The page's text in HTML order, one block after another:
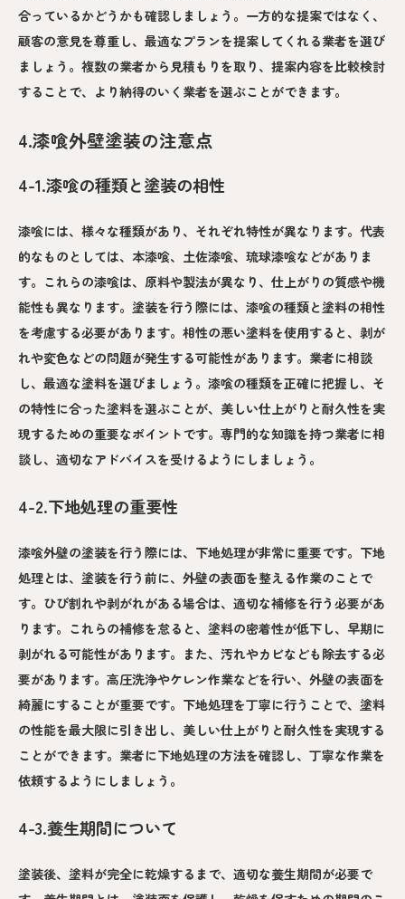
合っているかどうかも確認しましょう。一方的な提案ではなく、
顧客の意見を尊重し、最適なプランを提案してくれる業者を選び
ましょう。複数の業者から見積もりを取り、提案内容を比較検討
することで、より納得のいく業者を選ぶことができます。
4.漆喰外壁塗装の注意点
4-1.漆喰の種類と塗装の相性
漆喰には、様々な種類があり、それぞれ特性が異なります。代表
的なものとしては、本漆喰、土佐漆喰、琉球漆喰などがありま
す。これらの漆喰は、原料や製法が異なり、仕上がりの質感や機
能性も異なります。塗装を行う際には、漆喰の種類と塗料の相性
を考慮する必要があります。相性の悪い塗料を使用すると、剥が
れや変色などの問題が発生する可能性があります。業者に相談
し、最適な塗料を選びましょう。漆喰の種類を正確に把握し、そ
の特性に合った塗料を選ぶことが、美しい仕上がりと耐久性を実
現するための重要なポイントです。専門的な知識を持つ業者に相
談し、適切なアドバイスを受けるようにしましょう。
4-2.下地処理の重要性
漆喰外壁の塗装を行う際には、下地処理が非常に重要です。下地
処理とは、塗装を行う前に、外壁の表面を整える作業のことで
す。ひび割れや剥がれがある場合は、適切な補修を行う必要があ
ります。これらの補修を怠ると、塗料の密着性が低下し、早期に
剥がれる可能性があります。また、汚れやカビなども除去する必
要があります。高圧洗浄やケレン作業などを行い、外壁の表面を
綺麗にすることが重要です。下地処理を丁寧に行うことで、塗料
の性能を最大限に引き出し、美しい仕上がりと耐久性を実現する
ことができます。業者に下地処理の方法を確認し、丁寧な作業を
依頼するようにしましょう。
4-3.養生期間について
塗装後、塗料が完全に乾燥するまで、適切な養生期間が必要で